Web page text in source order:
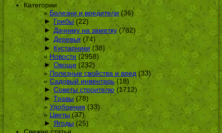
Категории
Болезни и вредители(36)
► Грибы(22)
► Дачнику на заметку (782)
► Деревья(74)
► Кустарники(38)
Новости(2958)
► Овощи (232)
Полезные свойства и вред(33)
Садовый инвентарь (18)
► Советы строителю(1712)
► Травы(78)
Удобрения(33)
Цветы(37)
► Ягоды(25)
Свежие статьи